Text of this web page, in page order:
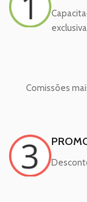
Comissões